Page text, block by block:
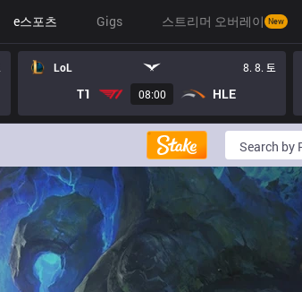
e스포츠 Gigs 스트리머 오버레이 New
LoL 8. 8. 토
T1 08:00 HLE